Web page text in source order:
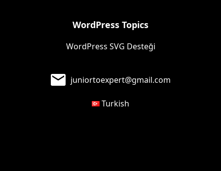
WordPress Topics
WordPress SVG Desteği
juniortoexpert@gmail.com
Turkish